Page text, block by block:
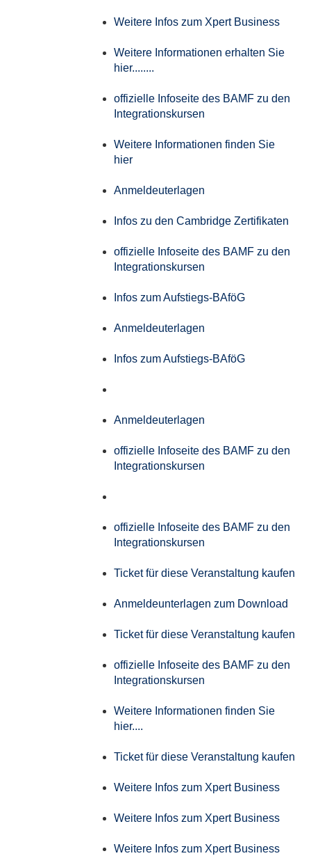
Weitere Infos zum Xpert Business
Weitere Informationen erhalten Sie
hier........
offizielle Infoseite des BAMF zu den
Integrationskursen
Weitere Informationen finden Sie
hier
Anmeldeuterlagen
Infos zu den Cambridge Zertifikaten
offizielle Infoseite des BAMF zu den
Integrationskursen
Infos zum Aufstiegs-BAföG
Anmeldeuterlagen
Infos zum Aufstiegs-BAföG
Anmeldeuterlagen
offizielle Infoseite des BAMF zu den
Integrationskursen
offizielle Infoseite des BAMF zu den
Integrationskursen
Ticket für diese Veranstaltung kaufen
Anmeldeunterlagen zum Download
Ticket für diese Veranstaltung kaufen
offizielle Infoseite des BAMF zu den
Integrationskursen
Weitere Informationen finden Sie
hier....
Ticket für diese Veranstaltung kaufen
Weitere Infos zum Xpert Business
Weitere Infos zum Xpert Business
Weitere Infos zum Xpert Business